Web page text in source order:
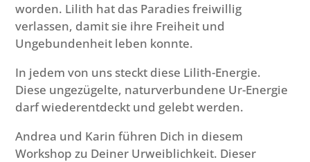
worden. Lilith hat das Paradies freiwillig
verlassen, damit sie ihre Freiheit und
Ungebundenheit leben konnte.
In jedem von uns steckt diese Lilith-Energie.
Diese ungezügelte, naturverbundene Ur-Energie
darf wiederentdeckt und gelebt werden.
Andrea und Karin führen Dich in diesem
Workshop zu Deiner Urweiblichkeit. Dieser